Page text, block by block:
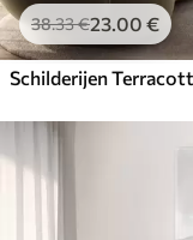
38.33€23.00 €
Schilderijen